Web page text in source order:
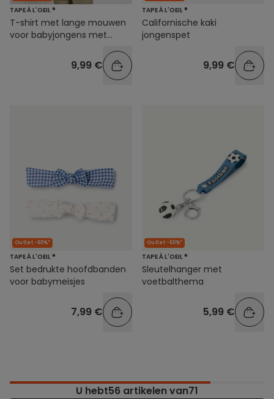
TAPE À L'OEIL ®
T-shirt met lange mouwen
voor babyjongens met
9,99 €
TAPE À L'OEIL ®
Californische kaki
jongenspet
9,99 €
Outlet -60%*
TAPE À L'OEIL ®
Set bedrukte hoofdbanden
voor babymeisjes
7,99 €
Outlet -50%*
TAPE À L'OEIL ®
Sleutelhanger met
voetbalthema
5,99 €
U hebt56 artikelen van71